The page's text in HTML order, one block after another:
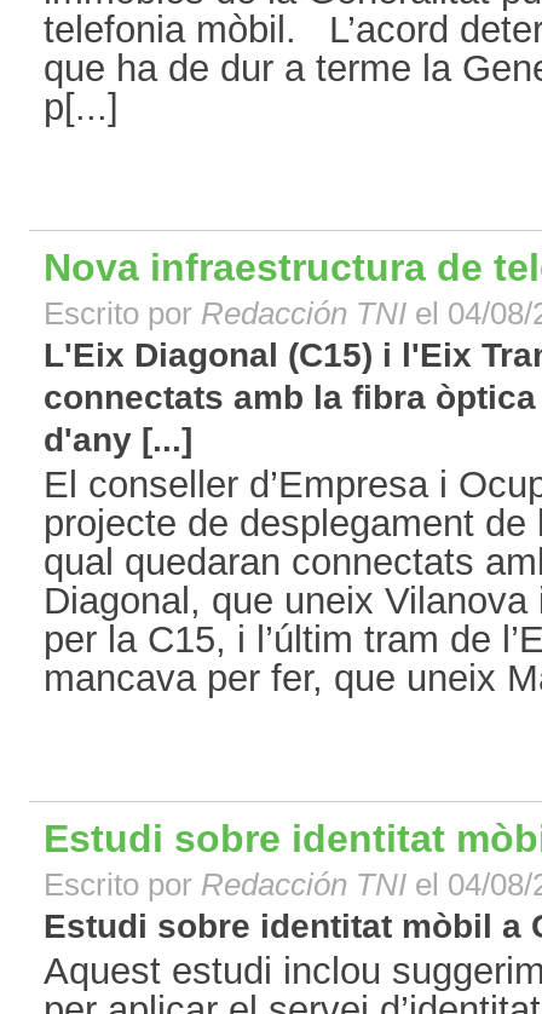
telefonia mòbil. L’acord
que ha de dur a terme la
p[...]
Nova infraestructura de
Escrito por Redacción TNI el 04/08/
L'Eix Diagonal (C15) i l'Eix
connectats amb la fibra
d'any [...]
El conseller d’Empresa i
projecte de desplegament
qual quedaran connectats
Diagonal, que uneix
per la C15, i l’últim tram de
mancava per fer, que uneix
Estudi sobre identitat
Escrito por Redacción TNI el 04/08/
Estudi sobre identitat mòbil a
Aquest estudi inclou